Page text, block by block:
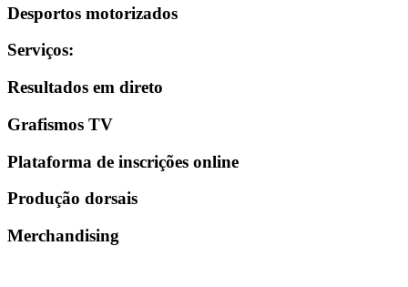
Desportos motorizados
Serviços:
Resultados em direto
Grafismos TV
Plataforma de inscrições online
Produção dorsais
Merchandising